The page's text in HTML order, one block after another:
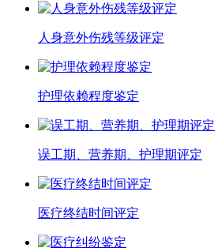
人身意外伤残等级评定
护理依赖程度鉴定
误工期、营养期、护理期评定
医疗终结时间评定